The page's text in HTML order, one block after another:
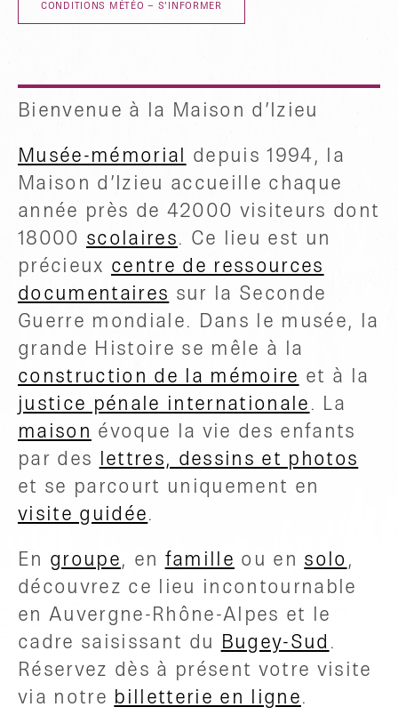
CONDITIONS MÉTÉO – S’INFORMER
Bienvenue à la Maison d’Izieu
Musée-mémorial
depuis 1994, la
Maison d’Izieu accueille chaque
année près de 42000 visiteurs dont
18000 scolaires. Ce lieu est un
précieux centre de ressources
documentaires sur la Seconde
Guerre mondiale. Dans le musée, la
grande Histoire se mêle à la
construction de la mémoire et à la
justice pénale internationale . La
maison évoque la vie des enfants
par des
lettres, dessins et photos
et se parcourt uniquement en
visite guidée.
En groupe, en famille ou en solo ,
découvrez ce lieu incontournable
en Auvergne-Rhône-Alpes et le
cadre saisissant du Bugey-Sud .
Réservez dès à présent votre visite
via notre billetterie en ligne.